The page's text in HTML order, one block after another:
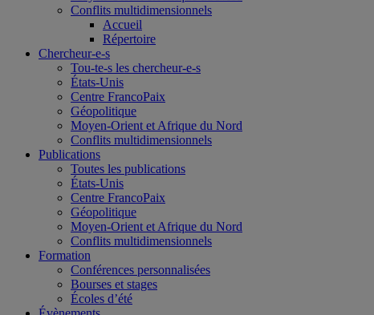
Conflits multidimensionnels
Accueil
Répertoire
Chercheur-e-s
Tou-te-s les chercheur-e-s
États-Unis
Centre FrancoPaix
Géopolitique
Moyen-Orient et Afrique du Nord
Conflits multidimensionnels
Publications
Toutes les publications
États-Unis
Centre FrancoPaix
Géopolitique
Moyen-Orient et Afrique du Nord
Conflits multidimensionnels
Formation
Conférences personnalisées
Bourses et stages
Écoles d’été